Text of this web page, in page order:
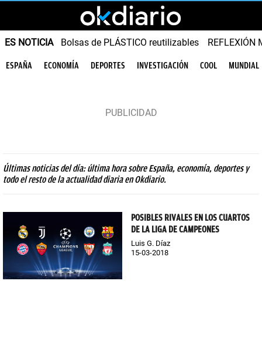
ES NOTICIA Bolsas de PLÁSTICO reutilizables REFLEXIÓN
ESPAÑA ECONOMÍA DEPORTES INVESTIGACIÓN COOL MUNDIAL
Últimas noticias del día: última hora sobre España, economía, deportes y
todo el resto de la actualidad diaria en Okdiario.
POSIBLES RIVALES EN LOS CUARTOS
DE LA LIGA DE CAMPEONES
Luis G. Díaz
15-03-2018